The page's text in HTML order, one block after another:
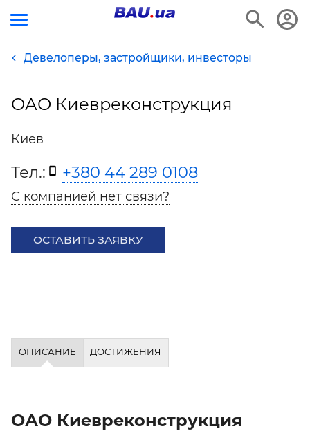
Девелоперы, застройщики, инвесторы
ОАО Киевреконструкция
Киев
Тел.: +380 44 289 0108
С компанией нет связи?
ОСТАВИТЬ ЗАЯВКУ
ОПИСАНИЕ ДОСТИЖЕНИЯ
ОАО Киевреконструкция